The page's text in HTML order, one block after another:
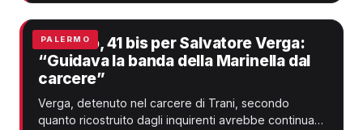
PALERMO
Palermo, 41 bis per Salvatore Verga:
“Guidava la banda della Marinella dal
carcere”
Verga, detenuto nel carcere di Trani, secondo
quanto ricostruito dagli inquirenti avrebbe continuato